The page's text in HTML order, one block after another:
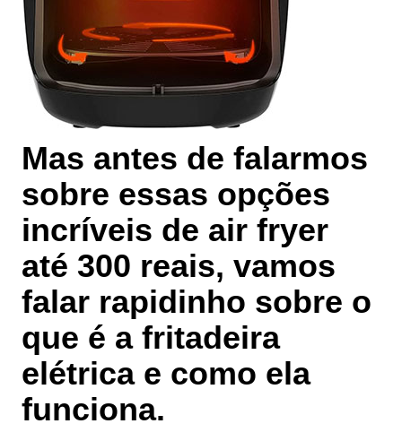
Mas antes de falarmos
sobre essas opções
incríveis de air fryer
até 300 reais, vamos
falar rapidinho sobre o
que é a fritadeira
elétrica e como ela
funciona.